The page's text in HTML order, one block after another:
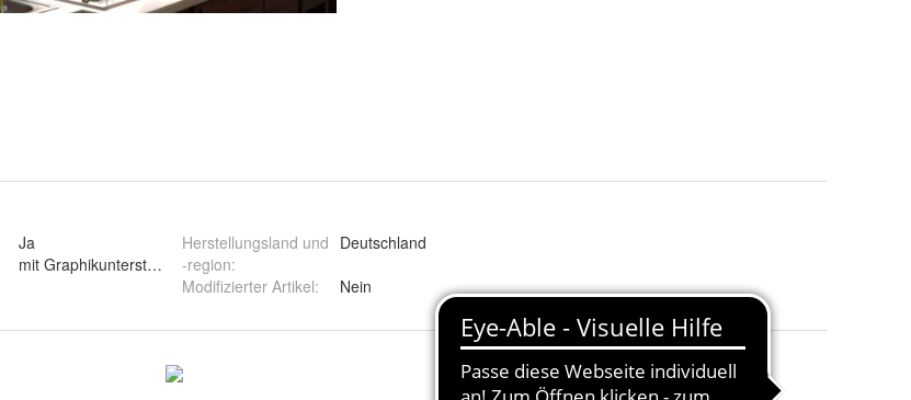
Ja
mit Graphikunterstützung auf Wunsch
Herstellungsland und
-region:
Deutschland
Modifizierter Artikel: Nein